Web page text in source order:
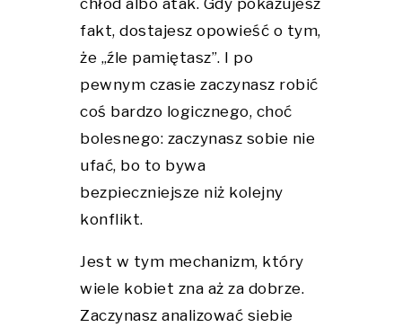
chłód albo atak. Gdy pokazujesz
fakt, dostajesz opowieść o tym,
że „źle pamiętasz”. I po
pewnym czasie zaczynasz robić
coś bardzo logicznego, choć
bolesnego: zaczynasz sobie nie
ufać, bo to bywa
bezpieczniejsze niż kolejny
konflikt.
Jest w tym mechanizm, który
wiele kobiet zna aż za dobrze.
Zaczynasz analizować siebie